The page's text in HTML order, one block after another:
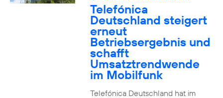
Telefónica
Deutschland steigert
erneut
Betriebsergebnis und
schafft
Umsatztrendwende
im Mobilfunk
Telefónica Deutschland hat im